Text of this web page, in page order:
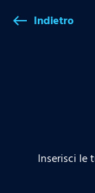
west Indietro
Inserisci le